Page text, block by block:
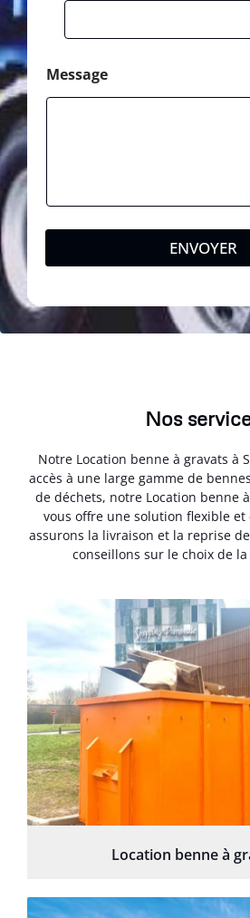
Message
ENVOYER
Nos
Notre Location benne à gravats à
accès à une large gamme de
de déchets, notre Location benne
vous offre une solution flexible et
assurons la livraison et la reprise
conseillons sur le choix de
Location benne à